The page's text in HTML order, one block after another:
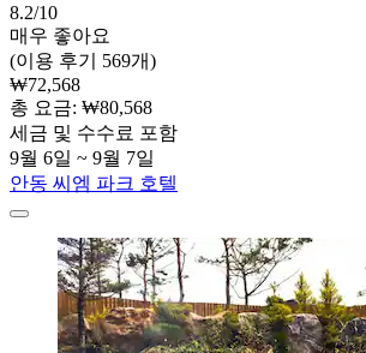
8.2/10
매우 좋아요
(이용 후기 569개)
₩72,568
총 요금: ₩80,568
세금 및 수수료 포함
9월 6일 ~ 9월 7일
안동 씨엠 파크 호텔